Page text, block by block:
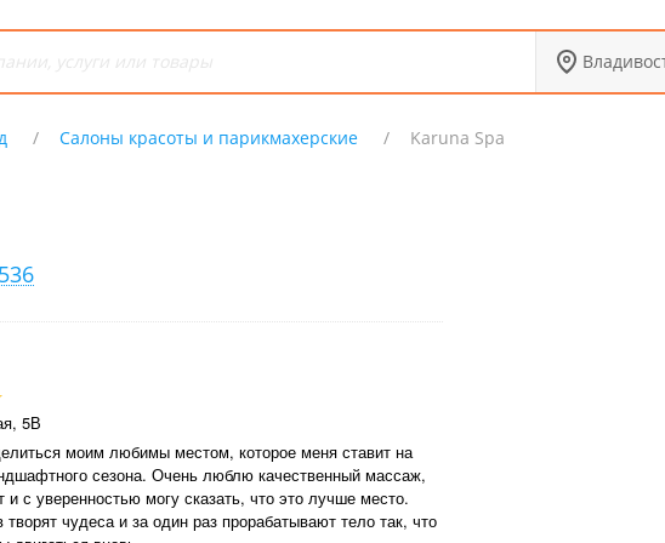
Салоны красоты и парикмахерские Karuna Spa
5В
моим любимы местом, которое меня ставит на
сезона. Очень люблю качественный массаж,
с уверенностью могу сказать, что это лучше место.
творят чудеса и за один раз прорабатывают тело так, что